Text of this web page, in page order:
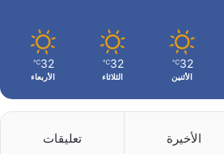
32
℃
الأثنين
32
℃
الثلاثاء
32
℃
الأربعاء
الأخيرة تعليقات